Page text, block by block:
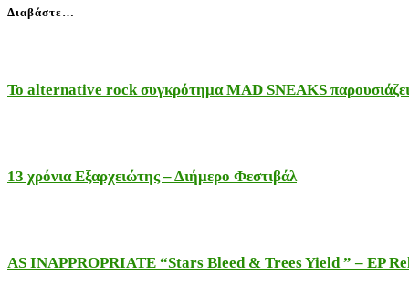
Διαβάστε…
Το alternative rock συγκρότημα MAD SNEAKS
13 χρόνια Εξαρχειώτης – Διήμερο Φεστιβάλ
AS INAPPROPRIATE “Stars Bleed & Trees Yield ” – EP